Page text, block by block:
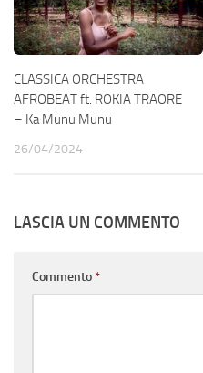
CLASSICA ORCHESTRA
AFROBEAT ft. ROKIA TRAORE
– Ka Munu Munu
26/04/2024
LASCIA UN COMMENTO
Commento*